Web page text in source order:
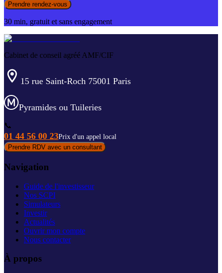
Prendre rendez-vous
30 min, gratuit et sans engagement
Cabinet de conseil agréé AMF/CIF
15 rue Saint-Roch 75001 Paris
Pyramides ou Tuileries
📞
01 44 56 00 23Prix d'un appel local
Prendre RDV avec un consultant
Navigation
Guide de l'investisseur
Nos SCPI
Simulateurs
Investir
Actualités
Ouvrir mon compte
Nous contacter
À propos